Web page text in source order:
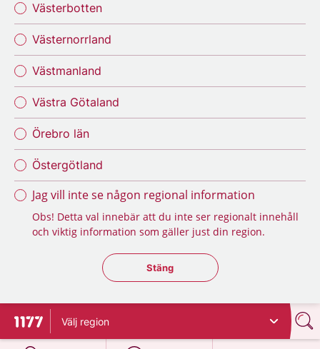
Västerbotten
Västernorrland
Västmanland
Västra Götaland
Örebro län
Östergötland
Jag vill inte se någon regional information
Obs! Detta val innebär att du inte ser regionalt innehåll
och viktig information som gäller just din region.
Stäng regionsväljaren
Stäng
Till startsidan för 1177
Välj region
på 1177.se
på 1177.se